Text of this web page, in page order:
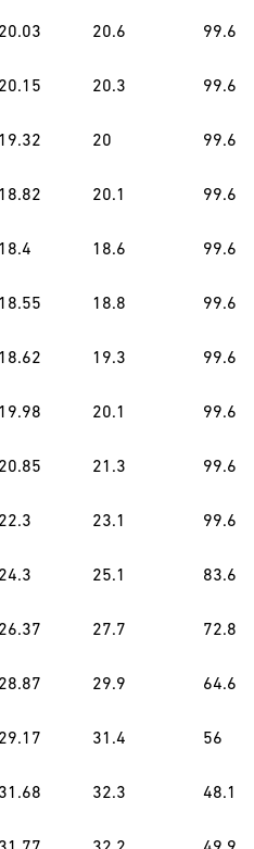
20.03 20.6 99.6
20.15 20.3 99.6
19.32 20 99.6
18.82 20.1 99.6
18.4 18.6 99.6
18.55 18.8 99.6
18.62 19.3 99.6
19.98 20.1 99.6
20.85 21.3 99.6
22.3 23.1 99.6
24.3 25.1 83.6
26.37 27.7 72.8
28.87 29.9 64.6
29.17 31.4 56
31.68 32.3 48.1